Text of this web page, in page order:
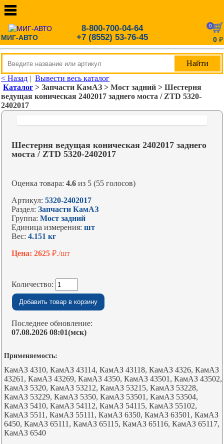
МИГ-АВТО
8-800-700-04-64
+7 (8552) 53-76-45
0
0 ₽
< Назад |Вывести весь каталог
Каталог > Запчасти КамАЗ > Мост задний > Шестерня
ведущая коническая 2402017 заднего моста / ZTD 5320-
2402017
Шестерня ведущая коническая 2402017 заднего
моста / ZTD 5320-2402017
Оценка товара:4.6 из 5 (55 голосов)
Артикул:5320-2402017
Раздел:Запчасти КамАЗ
Группа:Мост задний
Единица измерения:шт
Вес:4.151 кг
Цена: 2625₽./шт
Количество:
Последнее обновление:
07.08.2026 08:01(мск)
Применяемость:
КамАЗ 4310, КамАЗ 43114, КамАЗ 43118, КамАЗ 4326, КамАЗ
43261, КамАЗ 43269, КамАЗ 4350, КамАЗ 43501, КамАЗ 43502,
КамАЗ 5320, КамАЗ 53212, КамАЗ 53215, КамАЗ 53228,
КамАЗ 53229, КамАЗ 5350, КамАЗ 53501, КамАЗ 53504,
КамАЗ 5410, КамАЗ 54112, КамАЗ 54115, КамАЗ 55102,
КамАЗ 5511, КамАЗ 55111, КамАЗ 6350, КамАЗ 63501, КамАЗ
6450, КамАЗ 65111, КамАЗ 65115, КамАЗ 65116, КамАЗ 65117,
КамАЗ 6540